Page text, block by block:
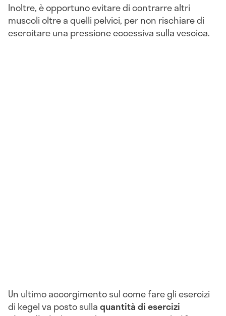
Inoltre, è opportuno evitare di contrarre altri
muscoli oltre a quelli pelvici, per non rischiare di
esercitare una pressione eccessiva sulla vescica.
Un ultimo accorgimento sul come fare gli esercizi
di kegel va posto sullaquantità di esercizi